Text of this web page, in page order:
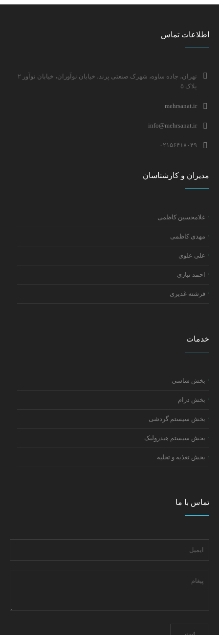
اطلاعات تماس
تهران، جاده ساوه، شهرک صنعتی پرند، خیابان نوآوران، خیابان نوآور ۲
پلاک ۵
mehrsanat.ir
info@mehrsanat.ir
۰۲۱۵۶۴۱۸۰۴۹
مدیران و کارشناسان
غلامحسین کاظمی
مهدی کاظمی
علی علوی
احمد تباری
فرشته غدیری
خدمات
بخش شاسی
بخش درام
بخش سیستم گردشی
بخش سیستم هیدرولیک
بخش تغذیه و تخلیه
تماس با ما